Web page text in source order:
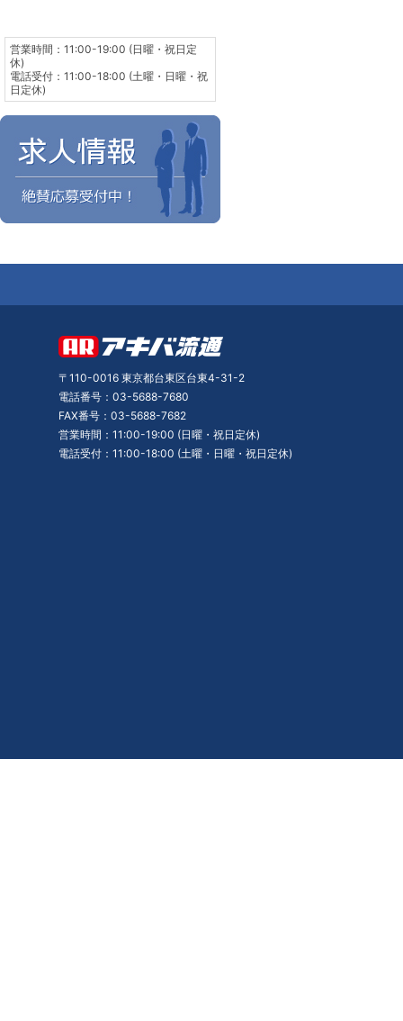
営業時間：11:00-19:00 (日曜・祝日定
休)
電話受付：11:00-18:00 (土曜・日曜・祝
日定休)
〒110-0016 東京都台東区台東4-31-2
電話番号：03-5688-7680
FAX番号：03-5688-7682
営業時間：11:00-19:00 (日曜・祝日定休)
電話受付：11:00-18:00 (土曜・日曜・祝日定休)